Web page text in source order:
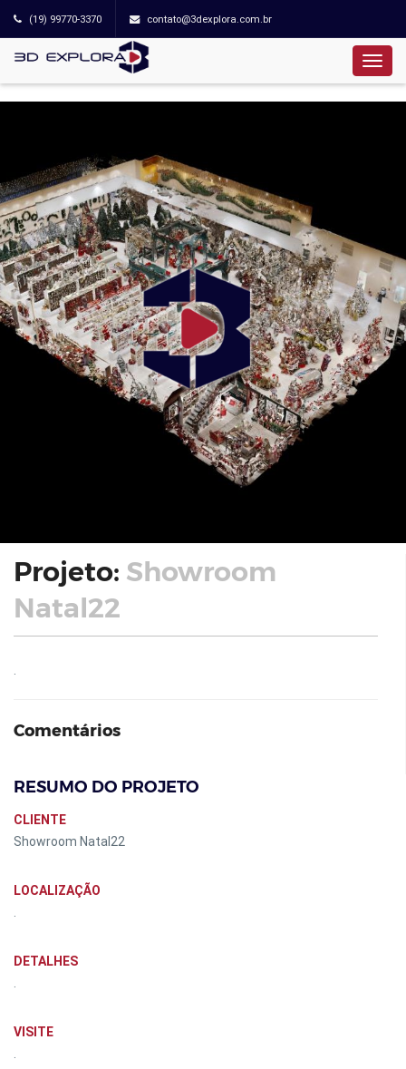
(19) 99770-3370 contato@3dexplora.com.br
Projeto: Showroom
Natal22
Comentários
RESUMO DO PROJETO
CLIENTE
Showroom Natal22
LOCALIZAÇÃO
DETALHES
VISITE